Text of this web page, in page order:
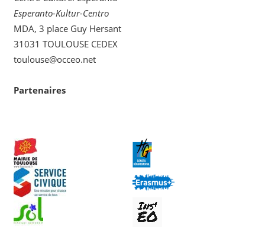
Esperanto-Kultur-Centro
MDA, 3 place Guy Hersant
31031 TOULOUSE CEDEX
toulouse@occeo.net
Partenaires